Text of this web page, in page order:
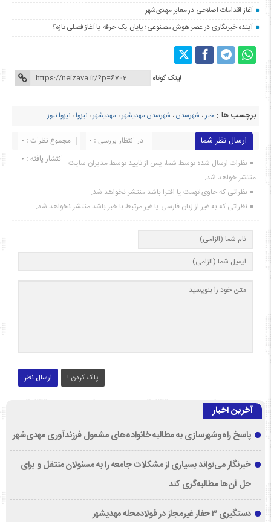
آغاز اقدامات اصلاحی در معابر مهدی‌شهر
آینده خبرنگاری در عصر هوش مصنوعی؛ پایان یک حرفه یا آغاز فصلی تازه؟
لینک کوتاه
برچسب ها : خبر، شهرستان، شهرستان مهدیشهر، مهدیشهر، نیزوا ، نیزوا نیوز
ارسال نظر شما مجموع نظرات : 0
در انتظار بررسی : 0
انتشار یافته : ۰ نظرات ارسال شده توسط شما، پس از تایید توسط مدیران سایت
منتشر خواهد شد.
نظراتی که حاوی تهمت یا افترا باشد منتشر نخواهد شد.
نظراتی که به غیر از زبان فارسی یا غیر مرتبط با خبر باشد منتشر نخواهد شد.
ارسال نظر پاک کردن !
آخرین اخبار
پاسخ راه‌وشهرسازی به مطالبه خانواده‌های مشمول فرزندآوری مهدی‌شهر
خبرنگار می‌تواند بسیاری از مشکلات جامعه را به مسئولان منتقل و برای
حل آن‌ها مطالبه‌گری کند
دستگیری ۳ حفار غیرمجاز در فولادمحله مهدیشهر